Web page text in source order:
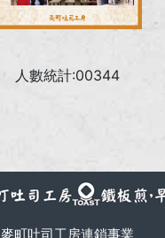
人數統計:00344
麥町吐司工房連鎖事業